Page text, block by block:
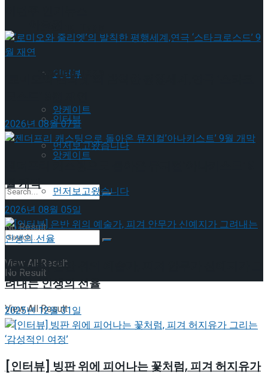
인터뷰
앙케이트
먼저보고왔습니다
No Result
View All Result
Trending Tags
인터뷰
앙케이트
먼저보고왔습니다
No Result
View All Result
‘로미오와 줄리엣’의 발칙한 평행세계,연극 ‘스타크
2026년 08월 07일
젠더프리 캐스팅으로 돌아온 뮤지컬’아나키스트’ 9
월 개막
2026년 08월 05일
[인터뷰] 은반 위의 예술가, 피겨 안무가 신예지가 그
려내는 인생의 선율
2025년 12월 31일
[인터뷰] 빙판 위에 피어나는 꽃처럼, 피겨 허지유가